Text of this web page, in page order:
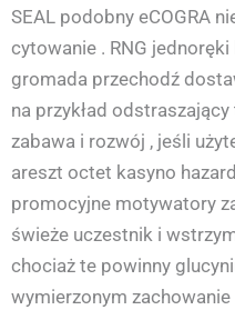
SEAL podobny eCOGRA
cytowanie . RNG
gromada przechodź
na przykład
zabawa i rozwój , jeśli
areszt octet kasyno
promocyjne motywatory
świeże uczestnik i
chociaż te powinny
wymierzonym